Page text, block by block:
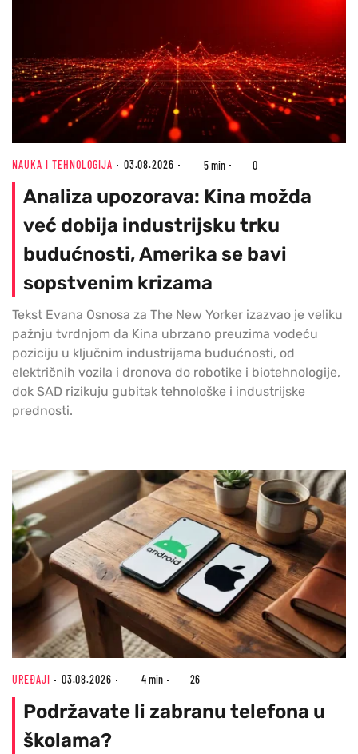
NAUKA I TEHNOLOGIJA 03.08.2026 5 min 0
Analiza upozorava: Kina možda
već dobija industrijsku trku
budućnosti, Amerika se bavi
sopstvenim krizama
Tekst Evana Osnosa za The New Yorker izazvao je veliku
pažnju tvrdnjom da Kina ubrzano preuzima vodeću
poziciju u ključnim industrijama budućnosti, od
električnih vozila i dronova do robotike i biotehnologije,
dok SAD rizikuju gubitak tehnološke i industrijske
prednosti.
UREĐAJI 03.08.2026 4 min 26
Podržavate li zabranu telefona u
školama?